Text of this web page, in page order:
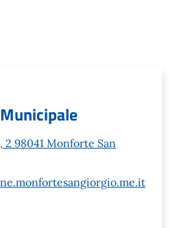
2 98041 Monforte San